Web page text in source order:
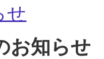
せ
お知らせ